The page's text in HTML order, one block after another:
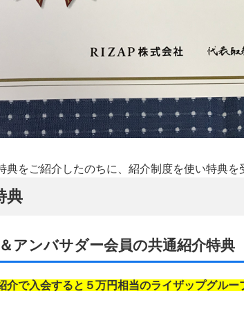
典をご紹介したのちに、紹介制度を使い特典を
典
アンバサダー会員の共通紹介特典
介で入会すると５万円相当のライザップグル